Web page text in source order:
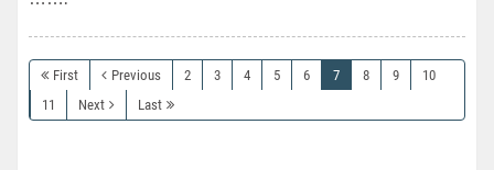
First Previous 2 3 4 5 6 7 8 9
10
11
Next Last